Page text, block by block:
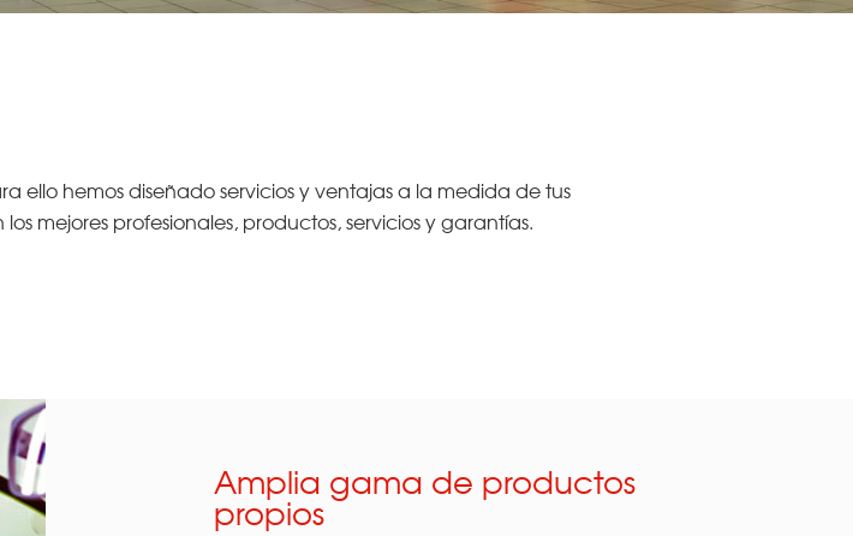
ello hemos diseñado servicios y ventajas a la medida de tus
mejores profesionales, productos, servicios y garantías.
Amplia gama de productos
propios